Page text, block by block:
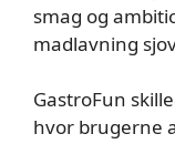
smag og
madlavning
GastroFun
hvor brugerne